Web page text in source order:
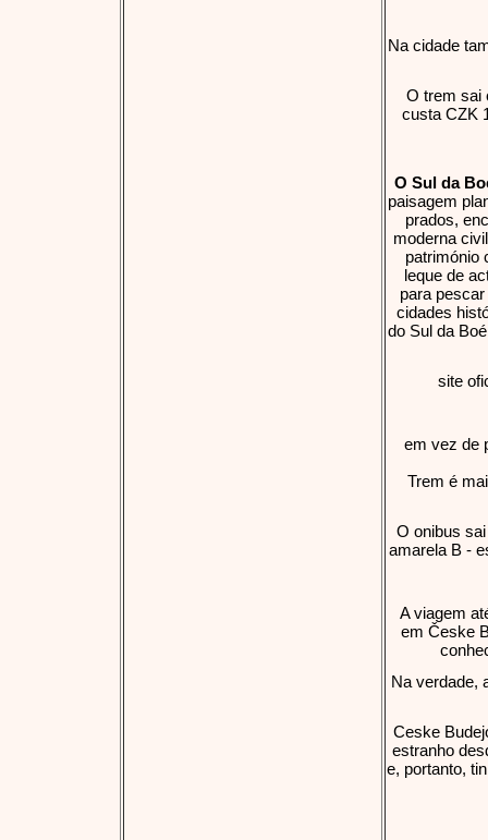
Na cidade
O trem sai
custa CZK
O Sul da
paisagem
prados,
moderna
património
leque de
para
cidades
do Sul da
site
em vez de
Trem é
O onibus
amarela B -
A viagem
em Česke
Na verdade,
Ceske
estranho
e, portanto,